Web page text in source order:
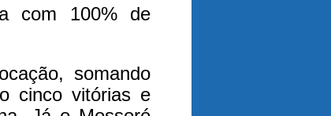
com 100% de
somando
cinco vitórias e